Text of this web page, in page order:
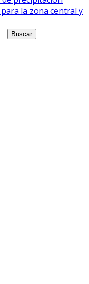
la zona central y